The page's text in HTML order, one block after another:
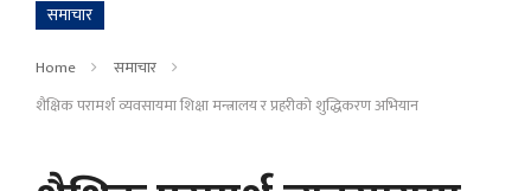
समाचार
Home
समाचार
शैक्षिक परामर्श व्यवसायमा शिक्षा मन्त्रालय र प्रहरीको शुद्धिकरण अभियान